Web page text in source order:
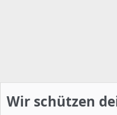
Wir schützen